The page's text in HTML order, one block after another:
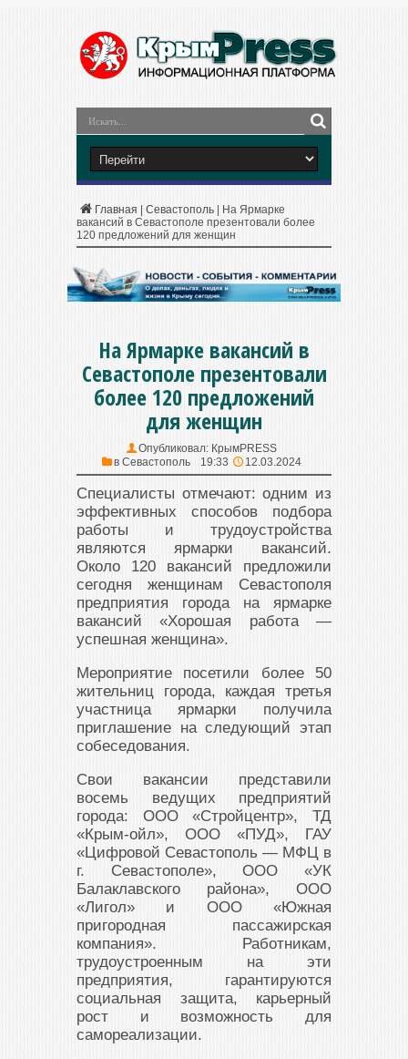
Главная Севастополь
На Ярмарке
вакансий в Севастополе презентовали более
120 предложений для женщин
На Ярмарке вакансий в
Севастополе презентовали
более 120 предложений
для женщин
Опубликовал: КрымPRESS
в Севастополь 19:33 12.03.2024
Специалисты отмечают: одним из
эффективных способов подбора
работы и трудоустройства
являются ярмарки вакансий.
Около 120 вакансий предложили
сегодня женщинам Севастополя
предприятия города на ярмарке
вакансий «Хорошая работа —
успешная женщина».
Мероприятие посетили более 50
жительниц города, каждая третья
участница ярмарки получила
приглашение на следующий этап
собеседования.
Свои вакансии представили
восемь ведущих предприятий
города: ООО «Стройцентр», ТД
«Крым-ойл», ООО «ПУД», ГАУ
«Цифровой Севастополь — МФЦ в
г. Севастополе», ООО «УК
Балаклавского района», ООО
«Лигол» и ООО «Южная
пригородная пассажирская
компания». Работникам,
трудоустроенным на эти
предприятия, гарантируются
социальная защита, карьерный
рост и возможность для
самореализации.